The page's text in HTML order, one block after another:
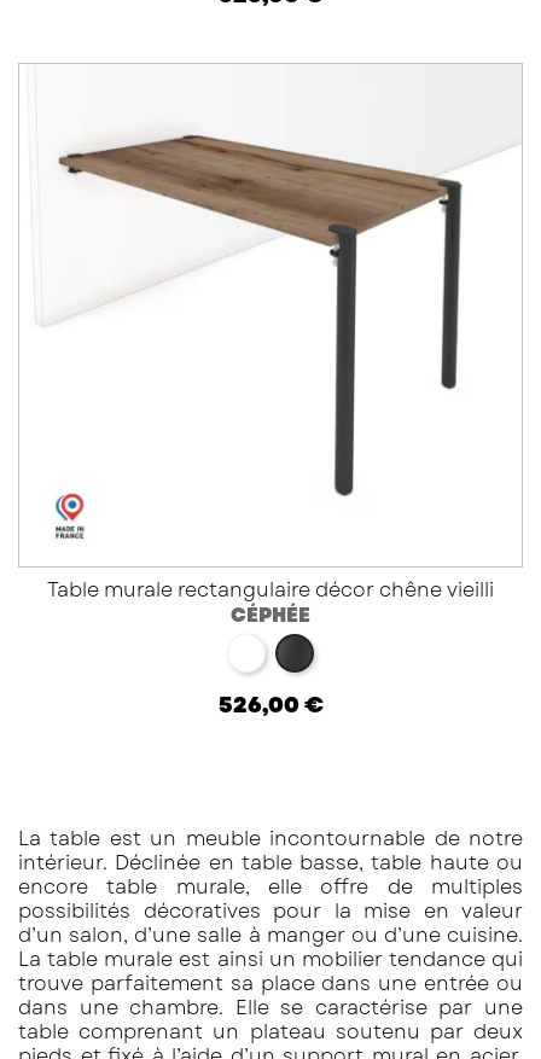
Table murale rectangulaire décor chêne vieilli
CÉPHÉE
blanc noir
526,00 €
La table est un meuble incontournable de notre
intérieur. Déclinée en table basse, table haute ou
encore table murale, elle offre de multiples
possibilités décoratives pour la mise en valeur
d’un salon, d’une salle à manger ou d’une cuisine.
La table murale est ainsi un mobilier tendance qui
trouve parfaitement sa place dans une entrée ou
dans une chambre. Elle se caractérise par une
table comprenant un plateau soutenu par deux